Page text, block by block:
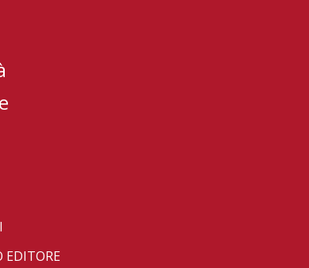
EDITORE